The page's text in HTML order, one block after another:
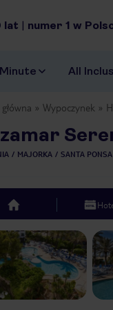
lat | numer 1 w
All
Wypoczynek
MAJORKA SANTA PONSA
top
Previous slide